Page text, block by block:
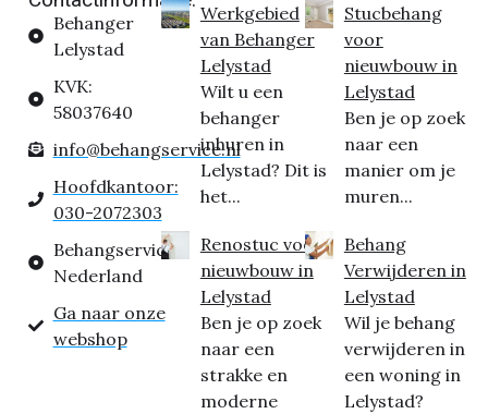
Behanger
Lelystad
KVK:
58037640
info@behangservice.nl
Hoofdkantoor:
030-2072303
Behangservice
Nederland
Ga naar onze
webshop
Werkgebied
van Behanger
Lelystad
Wilt u een
behanger
inhuren in
Lelystad? Dit is
het...
Renostuc voor
nieuwbouw in
Lelystad
Ben je op zoek
naar een
strakke en
moderne
Stucbehang
voor
nieuwbouw in
Lelystad
Ben je op zoek
naar een
manier om je
muren...
Behang
Verwijderen in
Lelystad
Wil je behang
verwijderen in
een woning in
Lelystad?